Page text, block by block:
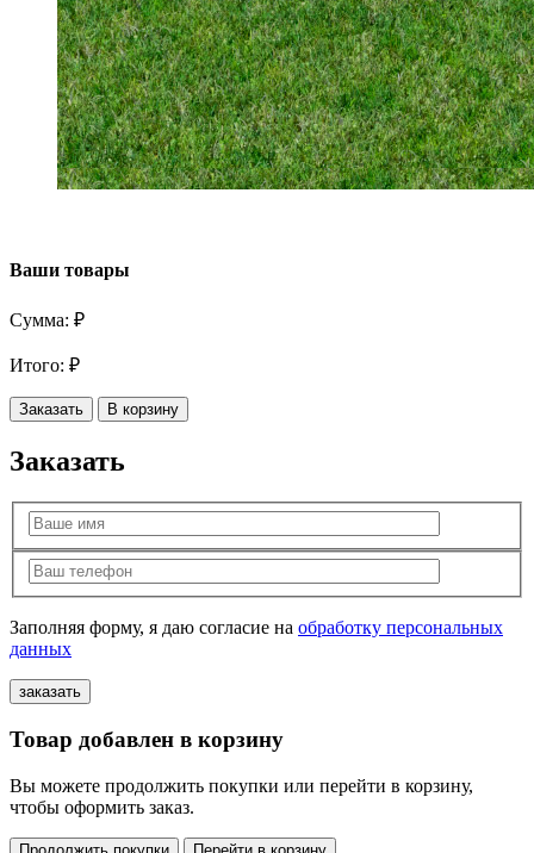
Ваши товары
Сумма: ₽
Итого: ₽
Заказать В корзину
Заказать
Заполняя форму, я даю согласие на обработку персональных
данных
Товар добавлен в корзину
Вы можете продолжить покупки или перейти в корзину,
чтобы оформить заказ.